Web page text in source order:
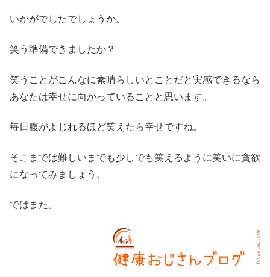
いかがでしたでしょうか。
笑う準備できましたか？
笑うことがこんなに素晴らしいとことだと実感できるなら
あなたは幸せに向かっていることと思います。
毎日腹がよじれるほど笑えたら幸せですね。
そこまでは難しいまでも少しでも笑えるように笑いに貪欲
になってみましょう。
ではまた。